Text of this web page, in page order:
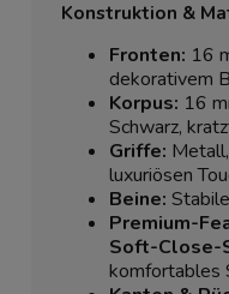
Konstruktion &
Fronten: 16
dekorativem
Korpus: 16
Schwarz,
Griffe:
luxuriösen
Beine:
Premium-
Soft-Close-
komfortables